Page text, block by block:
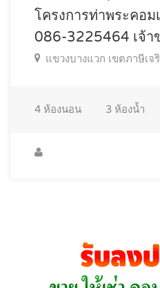
โครงการท่าพระคอ
086-3225464 เจ้า
แขวงบางแวก เขตภาษีเ
4 ห้องนอน 3 ห้องน้ำ